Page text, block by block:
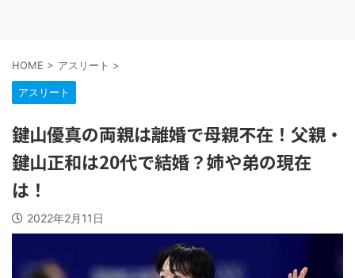
HOME > アスリート >
アスリート
鍵山優真の両親は離婚で母親不在！父親・
鍵山正和は20代で結婚？姉や弟の現在
は！
2022年2月11日